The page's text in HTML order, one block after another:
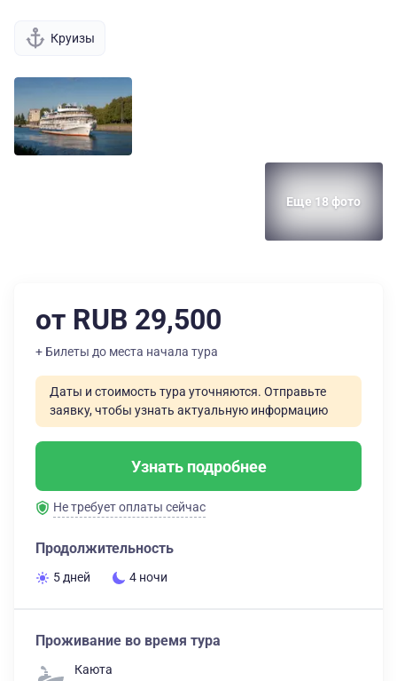
Круизы
Еще 18 фото
от RUB 29,500
+ Билеты до места начала тура
Даты и стоимость тура уточняются. Отправьте
заявку, чтобы узнать актуальную информацию
Узнать подробнее
Не требует оплаты сейчас
Продолжительность
5 дней 4 ночи
Проживание во время тура
Каюта